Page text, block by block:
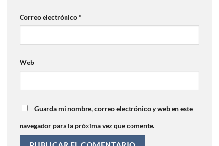
Correo electrónico*
Web
Guarda mi nombre, correo electrónico y web en este
navegador para la próxima vez que comente.